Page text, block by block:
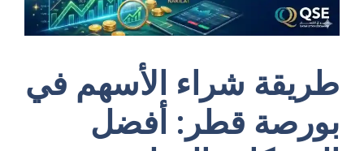
طريقة شراء الأسهم في
بورصة قطر: أفضل